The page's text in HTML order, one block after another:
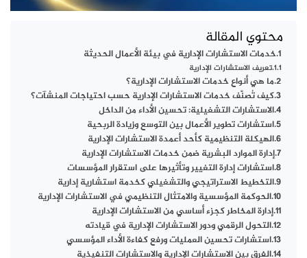
محتوي المقالة
خدمات الاستشارات الإدارية في بيئة الأعمال الحديثة
تعريف الاستشارات الإدارية
ما هي أنواع خدمات الاستشارات الإدارية؟
كيف تُصنَّف خدمات الاستشارات الإدارية حسب احتياجات المنشآت؟
الاستشارات التشغيلية: تحسين الأداء من الداخل
استشارات تطوير الأعمال بين التوسع وزيادة الربحية
الهيكلة التنظيمية كأحد أعمدة الاستشارات الإدارية
إدارة الموارد البشرية ضمن خدمات الاستشارات الإدارية
استشارات إدارة التغيير وتأثيرها على استقرار المؤسسات
التخطيط الاستراتيجي والتشغيلي كخدمة استشارية إدارية
الحوكمة المؤسسية والامتثال التنظيمي في الاستشارات الإدارية
إدارة المخاطر كجزء أساسي من الاستشارات الإدارية
التحول الرقمي ودور الاستشارات الإدارية في قيادته
استشارات تحسين العمليات ورفع كفاءة الأداء المؤسسي
الفرق بين الاستشارات الإدارية والاستشارات التنفيذية